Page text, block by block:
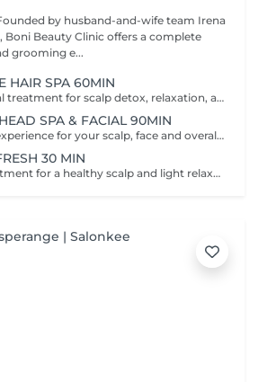
Boni Beauty Clinic offers a complete
grooming e...
HAIR SPA 60MIN
The perfect essential treatment for scalp detox, relaxation, and hair vitality. Scalp Analysis (Becon Pro Camera) Microbubble Scalp Cleansing Rootonix Scalp Treatment Aromatherapy Ritual Scalp Massage Blow Dry Optional Add-Ons Available Enhance your Head Spa experience with our optional add-on treatments: Scalp Ampoule Booster €15 Neck & Shoulder Massage (15 min) €20 Steam Therapy €15 Hair Styling Straight or Wavy Finish €20 Hand Massage (15 min) €20 These add-on services can be combined with any Head Spa treatment for an even more personalized and relaxing experience.
SPA & FACIAL 90MIN
A full rejuvenation experience for your scalp, face and overall radiance. Scalp Analysis (Becon Pro Camera) Microbubble Scalp Cleansing Rootonix Scalp & Hair Treatment Steam & Mist Infusion Scalp Massage Customized Facial Blow Dry INCLUDES FACIAL
30 MIN
A quick refresh treatment for a healthy scalp and light relaxation. -Scalp Analysis (Becon Pro Camera) -Microbubble Scalp Cleansing -Scalp Massage -Blow Dry